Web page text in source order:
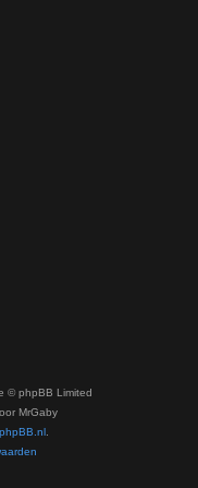
© phpBB Limited
MrGaby
phpBB.nl